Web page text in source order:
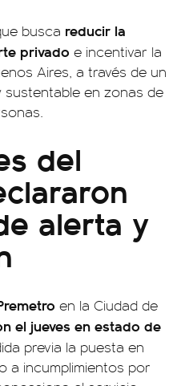
busca reducir la
privado e incentivar la
Aires, a través de un
en zonas de
del
alerta y
en la Ciudad de
el jueves en estado de
previa la puesta en
a incumplimientos por